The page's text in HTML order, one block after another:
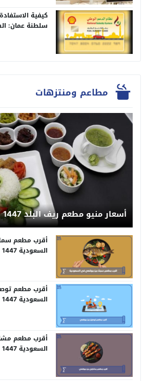
كيفية
سلطنة عمان:
مطاعم ومنتزهات
أسعار منيو مطعم ريف البلد Reef Al Balad 1447
أقرب مطعم
السعودية 1447
أقرب مطعم
السعودية 1447
أقرب مطعم
السعودية 1447